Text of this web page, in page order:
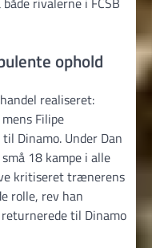
ophold
realiseret:
Filipe
Dinamo. Under Dan
18 kampe i alle
kritiseret trænerens
rolle, rev han
til Dinamo